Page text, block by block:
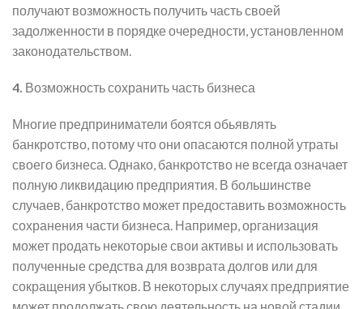
получают возможность получить часть своей
задолженности в порядке очередности, установленном
законодательством.
4. Возможность сохранить часть бизнеса
Многие предприниматели боятся обьявлять
банкротство, потому что они опасаются полной утраты
своего бизнеса. Однако, банкротство не всегда означает
полную ликвидацию предприятия. В большинстве
случаев, банкротство может предоставить возможность
сохранения части бизнеса. Например, организация
может продать некоторые свои активы и использовать
полученные средства для возврата долгов или для
сокращения убытков. В некоторых случаях предприятие